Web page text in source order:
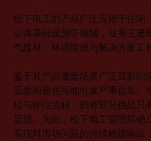
松下电工的产品广泛应用于住宅
公共基础设施等领域，业务主要
气建材、环境能源与解决方案工
鉴于其产品覆盖场景广泛且影响
品质问题也可能引发严重后果。
程与评估流程，仍有部分挑战只
显现。为此，松下电工管理层确
实现对市场问题的持续敏捷响应